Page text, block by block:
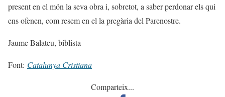
present en el món la seva obra i, sobretot, a saber perdonar els qui
ens ofenen, com resem en el la pregària del Parenostre.
Jaume Balateu, biblista
Font: Catalunya Cristiana
Comparteix...